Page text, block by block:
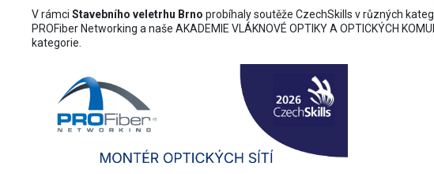
V rámci Stavebního veletrhu Brno probíhaly soutěže CzechSkills v různých
PROFiber Networking a naše AKADEMIE VLÁKNOVÉ OPTIKY A OPTICKÝCH
kategorie.